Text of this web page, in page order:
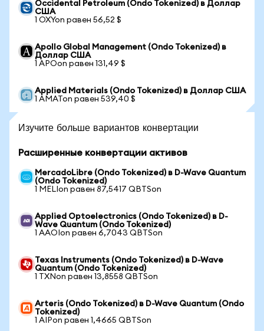
Occidental Petroleum (Ondo Tokenized) в Доллар
США
1 OXYon равен 56,52 $
Apollo Global Management (Ondo Tokenized) в
Доллар США
1 APOon равен 131,49 $
Applied Materials (Ondo Tokenized) в Доллар США
1 AMATon равен 539,40 $
Изучите больше вариантов конвертации
Расширенные конвертации активов
MercadoLibre (Ondo Tokenized) в D-Wave Quantum
(Ondo Tokenized)
1 MELIon равен 87,5417 QBTSon
Applied Optoelectronics (Ondo Tokenized) в D-
Wave Quantum (Ondo Tokenized)
1 AAOIon равен 6,7043 QBTSon
Texas Instruments (Ondo Tokenized) в D-Wave
Quantum (Ondo Tokenized)
1 TXNon равен 13,8558 QBTSon
Arteris (Ondo Tokenized) в D-Wave Quantum (Ondo
Tokenized)
1 AIPon равен 1,4665 QBTSon